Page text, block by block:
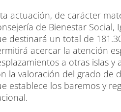
actuación, de carácter
de Bienestar Social,
destinará un total de
acercar la atención
a otras islas
la valoración del grado de
establece los baremos y